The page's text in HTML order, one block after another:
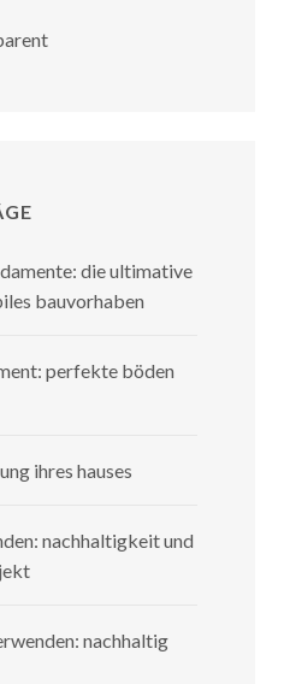
die ultimative
bauvorhaben
perfekte böden
ihres hauses
nachhaltigkeit und
nachhaltig